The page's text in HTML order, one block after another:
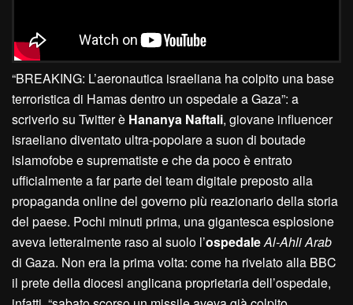
“BREAKING: L’aeronautica israeliana ha colpito una base
terroristica di Hamas dentro un ospedale a Gaza”: a
scriverlo su Twitter è Hananya Naftali, giovane influencer
israeliano diventato ultra-popolare a suon di boutade
islamofobe e suprematiste e che da poco è entrato
ufficialmente a far parte del team digitale preposto alla
propaganda online del governo più reazionario della storia
del paese. Pochi minuti prima, una gigantesca esplosione
aveva letteralmente raso al suolo l’ospedaleAl-Ahli Arab
di Gaza. Non era la prima volta: come ha rivelato alla BBC
il prete della diocesi anglicana proprietaria dell’ospedale,